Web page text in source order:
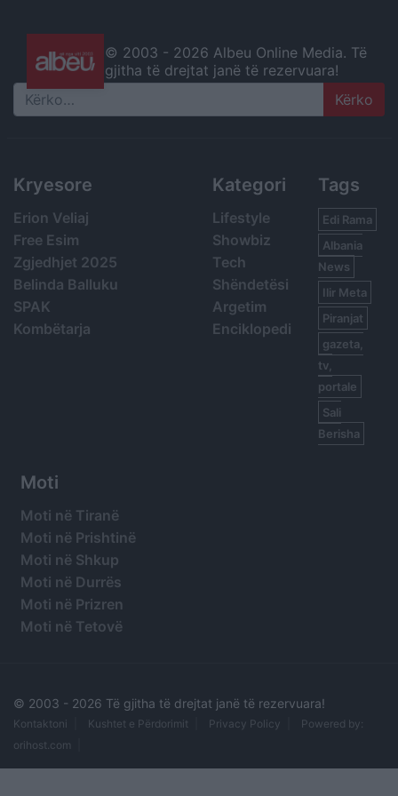
© 2003 - 2026 Albeu Online Media. Të
gjitha të drejtat janë të rezervuara!
Search
Kryesore
Erion Veliaj
Free Esim
Zgjedhjet 2025
Belinda Balluku
SPAK
Kombëtarja
Kategori
Lifestyle
Showbiz
Tech
Shëndetësi
Argetim
Enciklopedi
Tags
Edi Rama
Albania
News
Ilir Meta
Piranjat
gazeta,
tv,
portale
Sali
Berisha
Moti
Moti në Tiranë
Moti në Prishtinë
Moti në Shkup
Moti në Durrës
Moti në Prizren
Moti në Tetovë
© 2003 - 2026 Të gjitha të drejtat janë të rezervuara!
Kontaktoni Kushtet e Përdorimit Privacy Policy
Powered by:
orihost.com